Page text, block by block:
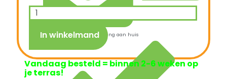
Snelle verzending & levering aan huis
In winkelmand
Vandaag besteld = binnen 2-6 weken op
je terras!